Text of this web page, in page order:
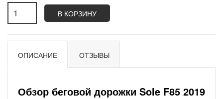
В КОРЗИНУ
ОПИСАНИЕ ОТЗЫВЫ
Обзор беговой дорожки Sole F85 2019